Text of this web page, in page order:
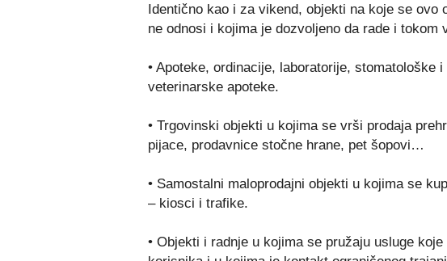
Identično kao i za vikend, objekti na koje se ovo
ne odnosi i kojima je dozvoljeno da rade i tokom
• Apoteke, ordinacije, laboratorije, stomatološke
veterinarske apoteke.
• Trgovinski objekti u kojima se vrši prodaja
pijace, prodavnice stočne hrane, pet šopovi…
• Samostalni maloprodajni objekti u kojima se
– kiosci i trafike.
• Objekti i radnje u kojima se pružaju usluge